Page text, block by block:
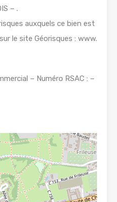
– .
auxquels ce bien est
le site Géorisques : www.
– Numéro RSAC : –